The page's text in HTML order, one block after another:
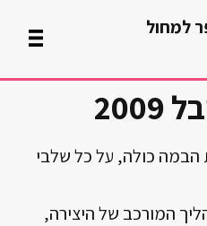
למחול
הבמה כולה, על כל שלבי
המורכב של היצירה,